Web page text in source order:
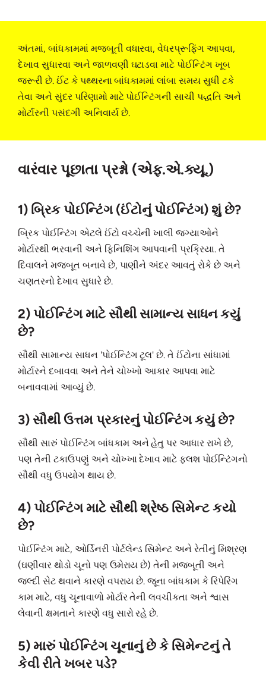
અંતમાં, બાંધકામમાં મજબૂતી વધારવા, વેધરપ્રૂફિંગ આપવા,
દેખાવ સુધારવા અને જાળવણી ઘટાડવા માટે પોઈન્ટિંગ ખૂબ
જરૂરી છે. ઈંટ કે પથ્થરના બાંધકામમાં લાંબા સમય સુધી ટકે
તેવા અને સુંદર પરિણામો માટે પોઈન્ટિંગની સાચી પદ્ધતિ અને
મોર્ટારની પસંદગી અનિવાર્ય છે.
વારંવાર પૂછાતા પ્રશ્નો (એફ.એ.ક્યૂ.)
1) બ્રિક પોઈન્ટિંગ (ઈંટોનું પોઈન્ટિંગ) શું છે?
બ્રિક પોઈન્ટિંગ એટલે ઈંટો વચ્ચેની ખાલી જગ્યાઓને
મોર્ટારથી ભરવાની અને ફિનિશિંગ આપવાની પ્રક્રિયા. તે
દિવાલને મજબૂત બનાવે છે, પાણીને અંદર આવતું રોકે છે અને
ચણતરનો દેખાવ સુધારે છે.
2) પોઈન્ટિંગ માટે સૌથી સામાન્ય સાધન કયું
છે?
સૌથી સામાન્ય સાધન 'પોઈન્ટિંગ ટૂલ' છે. તે ઈંટોના સાંધામાં
મોર્ટારને દબાવવા અને તેને ચોખ્ખો આકાર આપવા માટે
બનાવવામાં આવ્યું છે.
3) સૌથી ઉત્તમ પ્રકારનું પોઈન્ટિંગ કયું છે?
સૌથી સારું પોઈન્ટિંગ બાંધકામ અને હેતુ પર આધાર રાખે છે,
પણ તેની ટકાઉપણું અને ચોખ્ખા દેખાવ માટે ફ્લશ પોઈન્ટિંગનો
સૌથી વધુ ઉપયોગ થાય છે.
4) પોઈન્ટિંગ માટે સૌથી શ્રેષ્ઠ સિમેન્ટ કયો
છે?
પોઈન્ટિંગ માટે, ઓર્ડિનરી પોર્ટલેન્ડ સિમેન્ટ અને રેતીનું મિશ્રણ
(ઘણીવાર થોડો ચૂનો પણ ઉમેરાય છે) તેની મજબૂતી અને
જલ્દી સેટ થવાને કારણે વપરાય છે. જૂના બાંધકામ કે રિપેરિંગ
કામ માટે, વધુ ચૂનાવાળો મોર્ટાર તેની લવચીકતા અને શ્વાસ
લેવાની ક્ષમતાને કારણે વધુ સારો રહે છે.
5) મારું પોઈન્ટિંગ ચૂનાનું છે કે સિમેન્ટનું તે
કેવી રીતે ખબર પડે?